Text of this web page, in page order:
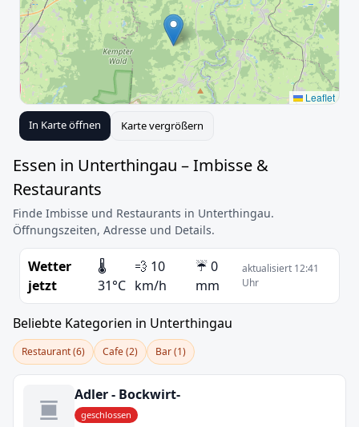
Leaflet
In Karte öffnen Karte vergrößern
Essen in Unterthingau – Imbisse &
Restaurants
Finde Imbisse und Restaurants in Unterthingau.
Öffnungszeiten, Adresse und Details.
Wetter
jetzt
🌡️
31°C
💨 10
km/h
☔ 0
mm
aktualisiert 12:41
Uhr
Beliebte Kategorien in Unterthingau
Restaurant (6) Cafe (2) Bar (1)
Adler - Bockwirt-
geschlossen